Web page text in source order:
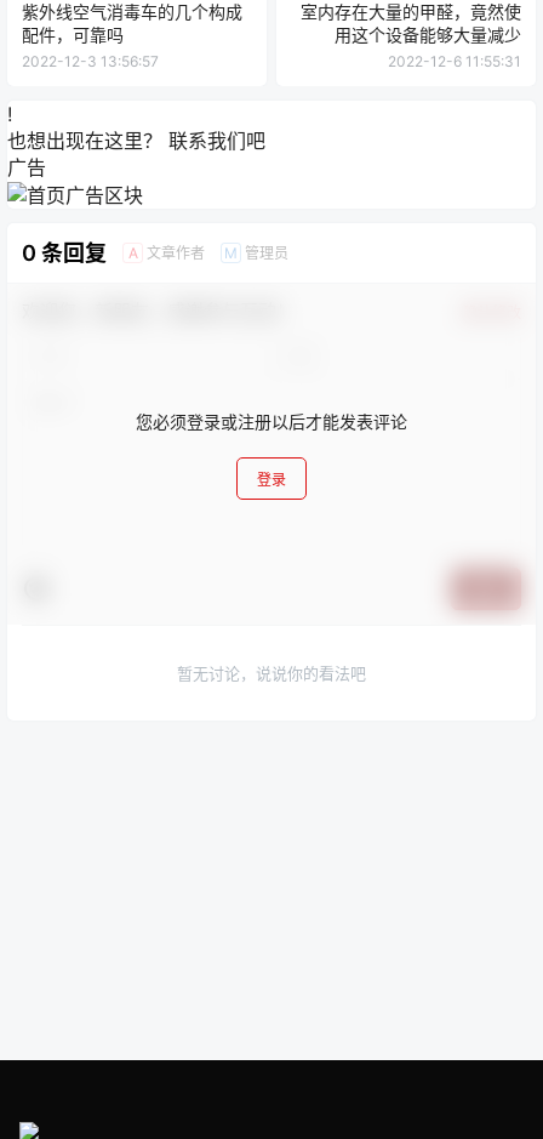
紫外线空气消毒车的几个构成
配件，可靠吗
2022-12-3 13:56:57
室内存在大量的甲醛，竟然使
用这个设备能够大量减少
2022-12-6 11:55:31
!
也想出现在这里？ 联系我们吧
广告
0 条回复 A 文章作者 M 管理员
您必须登录或注册以后才能发表评论
登录
暂无讨论，说说你的看法吧